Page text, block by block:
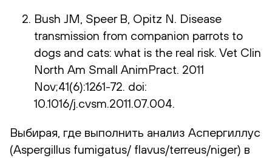
Bush JM, Speer B, Opitz N. Disease
transmission from companion parrots to
dogs and cats: what is the real risk. Vet Clin
North Am Small AnimPract. 2011
Nov;41(6):1261-72. doi:
10.1016/j.cvsm.2011.07.004.
Выбирая, где выполнить анализ Аспергиллус
(Aspergillus fumigatus/ flavus/terreus/niger) в